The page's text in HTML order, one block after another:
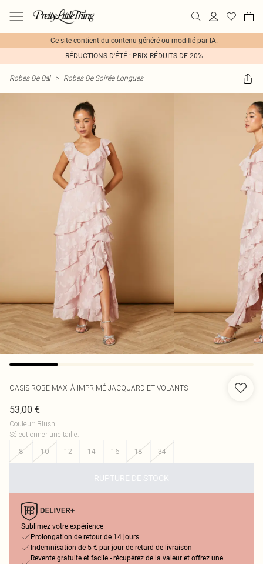
Ce site contient du contenu généré ou modifié par IA.
RÉDUCTIONS D'ÉTÉ : PRIX RÉDUITS DE 20%
Robes De Bal > Robes De Soirée Longues
OASIS ROBE MAXI À IMPRIMÉ JACQUARD ET VOLANTS
53,00 €
Couleur: Blush
Sélectionner une taille:
8
10 12 14 16 18 34
RUPTURE DE STOCK
Sublimez votre expérience
Prolongation de retour de 14 jours
Indemnisation de 5 € par jour de retard de livraison
Revente gratuite et facile - récupérez de la valeur et offrez une